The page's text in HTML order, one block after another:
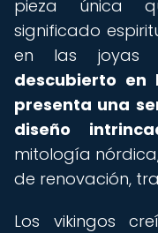
pieza única
significado
en las joyas
descubierto en
presenta una
diseño
mitología
de renovación,
Los vikingos